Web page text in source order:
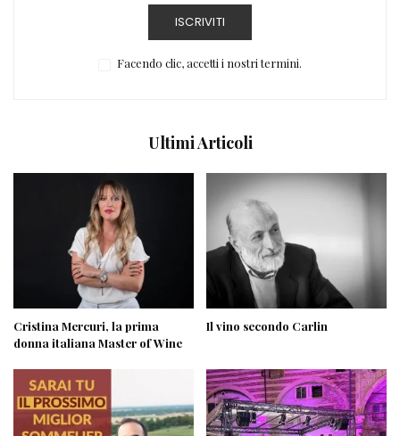
ISCRIVITI
Facendo clic, accetti i nostri termini.
Ultimi Articoli
Cristina Mercuri, la prima
donna italiana Master of Wine
Il vino secondo Carlin